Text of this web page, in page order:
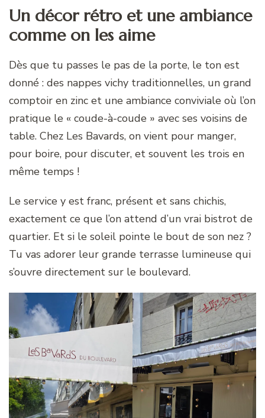
Un décor rétro et une ambiance
comme on les aime
Dès que tu passes le pas de la porte, le ton est
donné : des nappes vichy traditionnelles, un grand
comptoir en zinc et une ambiance conviviale où l’on
pratique le « coude-à-coude » avec ses voisins de
table. Chez Les Bavards, on vient pour manger,
pour boire, pour discuter, et souvent les trois en
même temps !
Le service y est franc, présent et sans chichis,
exactement ce que l’on attend d’un vrai bistrot de
quartier. Et si le soleil pointe le bout de son nez ?
Tu vas adorer leur grande terrasse lumineuse qui
s’ouvre directement sur le boulevard.